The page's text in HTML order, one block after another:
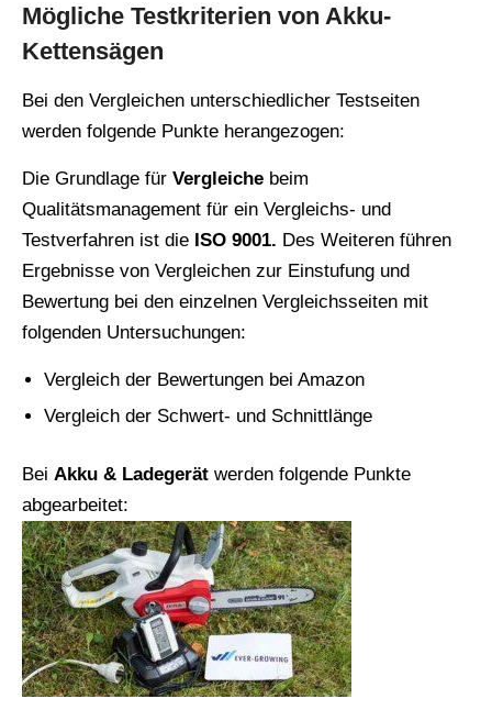
Mögliche Testkriterien von Akku-
Kettensägen
Bei den Vergleichen unterschiedlicher Testseiten
werden folgende Punkte herangezogen:
Die Grundlage für Vergleiche beim
Qualitätsmanagement für ein Vergleichs- und
Testverfahren ist die ISO 9001. Des Weiteren führen
Ergebnisse von Vergleichen zur Einstufung und
Bewertung bei den einzelnen Vergleichsseiten mit
folgenden Untersuchungen:
Vergleich der Bewertungen bei Amazon
Vergleich der Schwert- und Schnittlänge
Bei Akku & Ladegerät werden folgende Punkte
abgearbeitet: